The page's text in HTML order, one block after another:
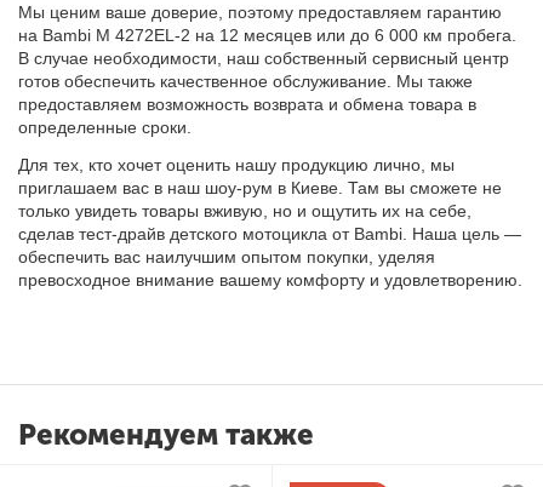
Мы ценим ваше доверие, поэтому предоставляем гарантию
на Bambi M 4272EL-2 на 12 месяцев или до 6 000 км пробега.
В случае необходимости, наш собственный сервисный центр
готов обеспечить качественное обслуживание. Мы также
предоставляем возможность возврата и обмена товара в
определенные сроки.
Для тех, кто хочет оценить нашу продукцию лично, мы
приглашаем вас в наш шоу-рум в Киеве. Там вы сможете не
только увидеть товары вживую, но и ощутить их на себе,
сделав тест-драйв детского мотоцикла от Bambi. Наша цель —
обеспечить вас наилучшим опытом покупки, уделяя
превосходное внимание вашему комфорту и удовлетворению.
Рекомендуем также